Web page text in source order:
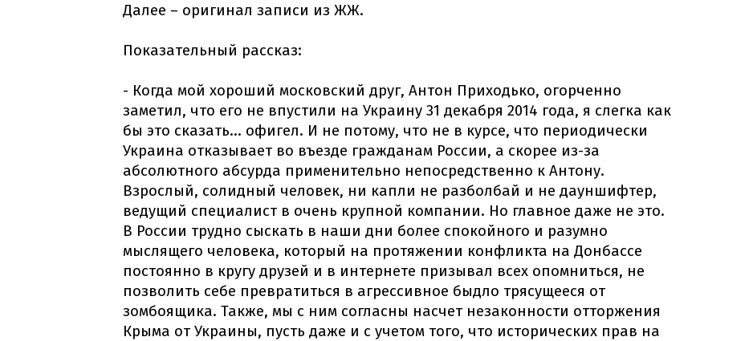
Далее – оригинал записи из ЖЖ.
Показательный рассказ:
- Когда мой хороший московский друг, Антон Приходько, огорченно
заметил, что его не впустили на Украину 31 декабря 2014 года, я слегка как
бы это сказать... офигел. И не потому, что не в курсе, что периодически
Украина отказывает во въезде гражданам России, а скорее из-за
абсолютного абсурда применительно непосредственно к Антону.
Взрослый, солидный человек, ни капли не разболбай и не дауншифтер,
ведущий специалист в очень крупной компании. Но главное даже не это.
В России трудно сыскать в наши дни более спокойного и разумно
мыслящего человека, который на протяжении конфликта на Донбассе
постоянно в кругу друзей и в интернете призывал всех опомниться, не
позволить себе превратиться в агрессивное быдло трясущееся от
зомбоящика. Также, мы с ним согласны насчет незаконности отторжения
Крыма от Украины, пусть даже и с учетом того, что исторических прав на